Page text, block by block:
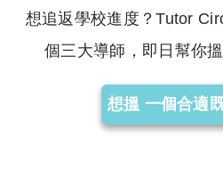
想追返學校進度？Tutor
個三大導師，即日幫你
想搵 一個合適